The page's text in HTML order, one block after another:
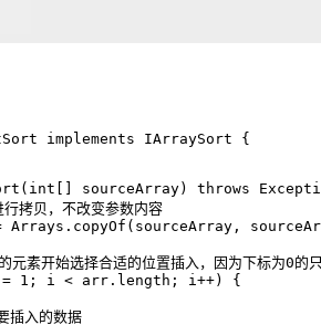
implements IArraySort {
sourceArray) throws
拷贝，不改变参数内容
Arrays.copyOf(sourceArray,
素开始选择合适的位置插入，因为下标为0的
1; i < arr.length; i++) {
入的数据